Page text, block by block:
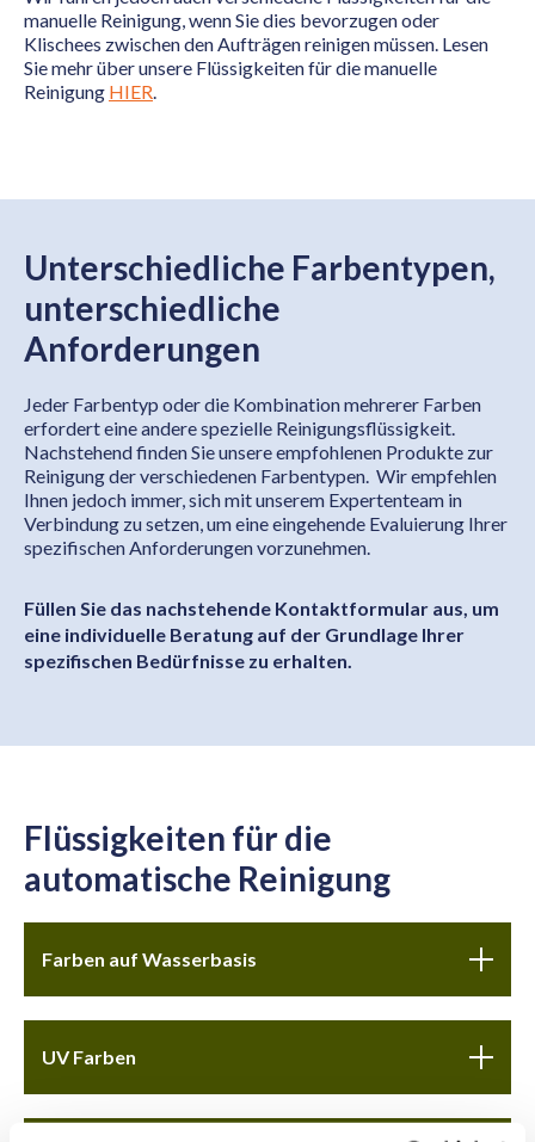
manuelle Reinigung, wenn Sie dies bevorzugen oder
Klischees zwischen den Aufträgen reinigen müssen. Lesen
Sie mehr über unsere Flüssigkeiten für die manuelle
Reinigung HIER.
Unterschiedliche Farbentypen,
unterschiedliche
Anforderungen
Jeder Farbentyp oder die Kombination mehrerer Farben
erfordert eine andere spezielle Reinigungsflüssigkeit.
Nachstehend finden Sie unsere empfohlenen Produkte zur
Reinigung der verschiedenen Farbentypen. Wir empfehlen
Ihnen jedoch immer, sich mit unserem Expertenteam in
Verbindung zu setzen, um eine eingehende Evaluierung Ihrer
spezifischen Anforderungen vorzunehmen.
Füllen Sie das nachstehende Kontaktformular aus, um
eine individuelle Beratung auf der Grundlage Ihrer
spezifischen Bedürfnisse zu erhalten.
Flüssigkeiten für die
automatische Reinigung
Farben auf Wasserbasis
UV Farben